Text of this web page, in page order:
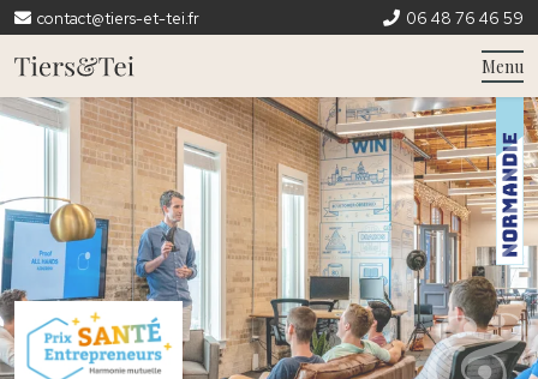
contact@tiers-et-tei.fr 06 48 76 46 59
Menu